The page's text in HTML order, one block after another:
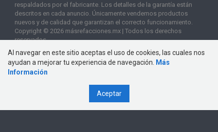
respaldados por el fabricante. Los detalles de la garantía están
descritos en cada anuncio. Únicamente vendemos productos
nuevos y de calidad que garantizan el correcto funcionamiento.
Copyright © 2026 másrefacciones.mx | Todos los derechos
reservados
Al navegar en este sitio aceptas el uso de cookies, las cuales nos
ayudan a mejorar tu experiencia de navegación.
Más
Información
Aceptar